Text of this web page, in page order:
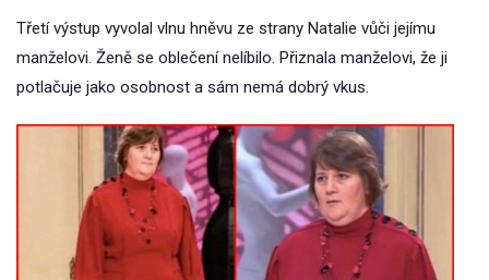
Třetí výstup vyvolal vlnu hněvu ze strany Natalie vůči jejímu
manželovi. Ženě se oblečení nelíbilo. Přiznala manželovi, že ji
potlačuje jako osobnost a sám nemá dobrý vkus.